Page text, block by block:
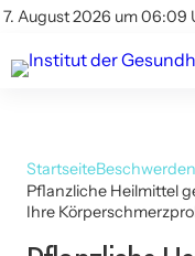
7. August 2026 um 06:09
Kontakt
Kontakt
AGBs
StartseiteBeschwerden
Pflanzliche Heilmittel
Ihre